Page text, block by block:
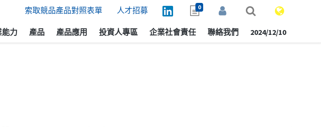
能力 產品 產品應用 投資人專區 企業社會責任 聯絡我們 2024/12/10
0
索取競品產品對照表單 人才招募